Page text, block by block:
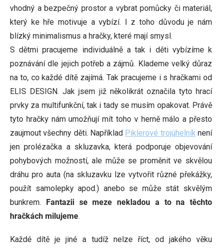
vhodný a bezpečný prostor a vybrat pomůcky či materiál,
který ke hře motivuje a vybízí. I z toho důvodu je nám
blízký minimalismus a hračky, které mají smysl.
S dětmi pracujeme individuálně a tak i děti vybízíme k
poznávání dle jejich potřeb a zájmů. Klademe velký důraz
na to, co každé dítě zajímá. Tak pracujeme i s hračkami od
ELIS DESIGN. Jak jsem již několikrát označila tyto hrací
prvky za multifunkční, tak i tady se musím opakovat. Právě
tyto hračky nám umožňují mít toho v herně málo a přesto
zaujmout všechny děti. Například Piklerové trojúhelníknení
jen prolézačka a skluzavka, která podporuje objevování
pohybových možností, ale může se proměnit ve skvělou
dráhu pro auta (na skluzavku lze vytvořit různé překážky,
použít samolepky apod.) anebo se může stát skvělým
bunkrem. Fantazii se meze nekladou a to na těchto
hračkách milujeme.
Každé dítě je jiné a tudíž nelze říct, od jakého věku